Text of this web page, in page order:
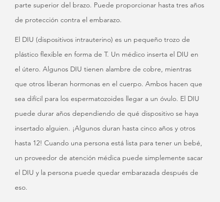
parte superior del brazo. Puede proporcionar hasta tres años
de protección contra el embarazo.
El DIU (dispositivos intrauterino) es un pequeño trozo de
plástico flexible en forma de T. Un médico inserta el DIU en
el útero. Algunos DIU tienen alambre de cobre, mientras
que otros liberan hormonas en el cuerpo. Ambos hacen que
sea difícil para los espermatozoides llegar a un óvulo. El DIU
puede durar años dependiendo de qué dispositivo se haya
insertado alguien. ¡Algunos duran hasta cinco años y otros
hasta 12! Cuando una persona está lista para tener un bebé,
un proveedor de atención médica puede simplemente sacar
el DIU y la persona puede quedar embarazada después de
eso.